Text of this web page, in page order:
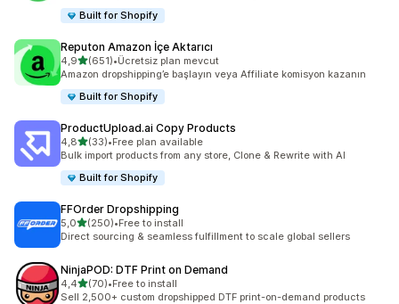
Built for Shopify
Reputon Amazon İçe Aktarıcı
4,95 yıldız üzerinden
(651)
toplam 651 değerlendirme
•Ücretsiz plan mevcut
Amazon dropshipping’e başlayın veya Affiliate komisyon kazanın
Built for Shopify
ProductUpload.ai Copy Products
4,85 yıldız üzerinden
(33)
toplam 33 değerlendirme
•Free plan available
Bulk import products from any store, Clone & Rewrite with AI
Built for Shopify
FFOrder Dropshipping
5,05 yıldız üzerinden
(250)
toplam 250 değerlendirme
•Free to install
Direct sourcing & seamless fulfillment to scale global sellers
NinjaPOD: DTF Print on Demand
4,45 yıldız üzerinden
(70)
toplam 70 değerlendirme
•Free to install
Sell 2,500+ custom dropshipped DTF print-on-demand products